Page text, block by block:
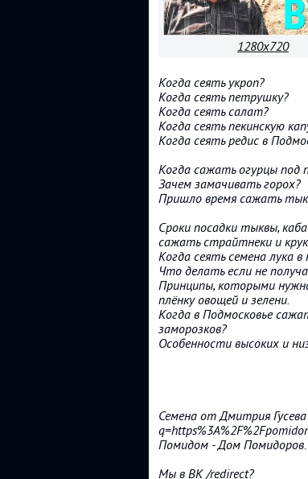
1280x720
Когда сеять укроп?
Когда сеять петрушку?
Когда сеять салат?
Когда сеять пекинскую
Когда сеять редис в
Когда сажать огурцы под
Зачем замачивать горох?
Пришло время сажать
Сроки посадки тыквы,
сажать страйтнеки и
Когда сеять семена лука в
Что делать если не
Принципы, которыми
плёнку овощей и зелени.
Когда в Подмосковье
заморозков?
Особенности высоких и
Семена от Дмитрия
Помидом - Дом Помидоров.
Мы в ВК /redirect?